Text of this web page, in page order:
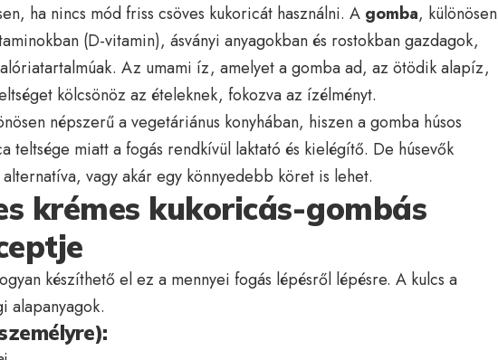
ha nincs mód friss csöves kukoricát használni. A gomba, különösen
(D-vitamin), ásványi anyagokban és rostokban gazdagok,
Az umami íz, amelyet a gomba ad, az ötödik alapíz,
kölcsönöz az ételeknek, fokozva az ízélményt.
népszerű a vegetáriánus konyhában, hiszen a gomba húsos
teltsége miatt a fogás rendkívül laktató és kielégítő. De húsevők
vagy akár egy könnyedebb köret is lehet.
krémes kukoricás-gombás
készíthető el ez a mennyei fogás lépésről lépésre. A kulcs a
alapanyagok.